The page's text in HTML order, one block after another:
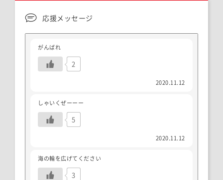
応援メッセージ
がんばれ
2
2020.11.12
しゃいくぜーーー
5
2020.11.12
海の輪を広げてください
3